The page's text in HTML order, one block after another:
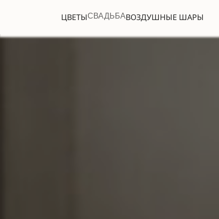
ЦВЕТЫСВАДЬБАВОЗДУШНЫЕ ШАРЫ